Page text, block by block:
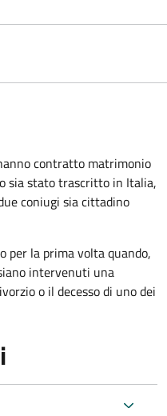
contratto matrimonio
sia stato trascritto in Italia,
coniugi sia cittadino
per la prima volta quando,
intervenuti una
o il decesso di uno dei